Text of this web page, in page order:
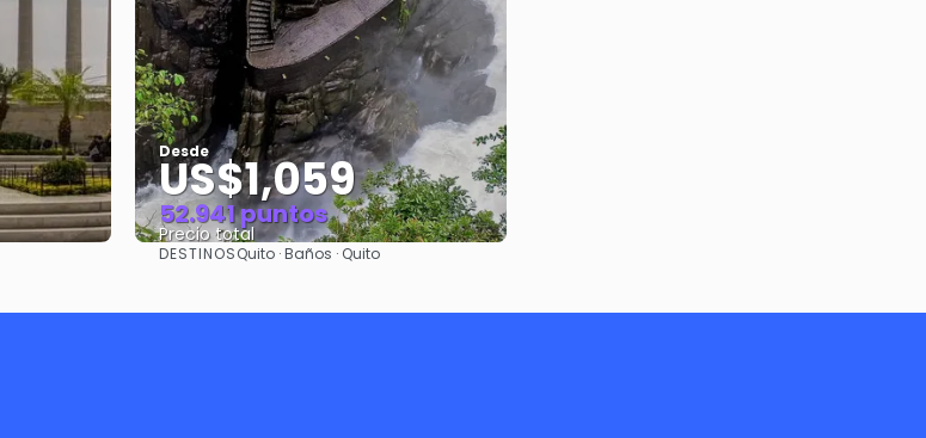
Desde
US$1,059
52.941 puntos
Precio total
Ver
DESTINOSQuito · Baños · Quito